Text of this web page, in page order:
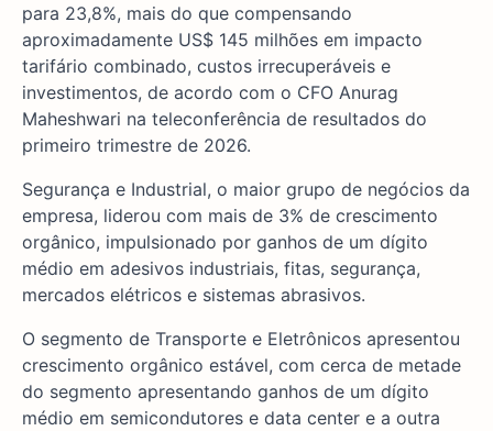
para 23,8%, mais do que compensando
aproximadamente US$ 145 milhões em impacto
tarifário combinado, custos irrecuperáveis e
investimentos, de acordo com o CFO Anurag
Maheshwari na teleconferência de resultados do
primeiro trimestre de 2026.
Segurança e Industrial, o maior grupo de negócios da
empresa, liderou com mais de 3% de crescimento
orgânico, impulsionado por ganhos de um dígito
médio em adesivos industriais, fitas, segurança,
mercados elétricos e sistemas abrasivos.
O segmento de Transporte e Eletrônicos apresentou
crescimento orgânico estável, com cerca de metade
do segmento apresentando ganhos de um dígito
médio em semicondutores e data center e a outra